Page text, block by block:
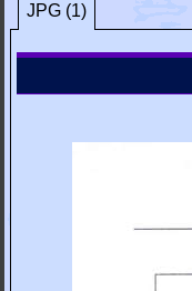
JPG (1)